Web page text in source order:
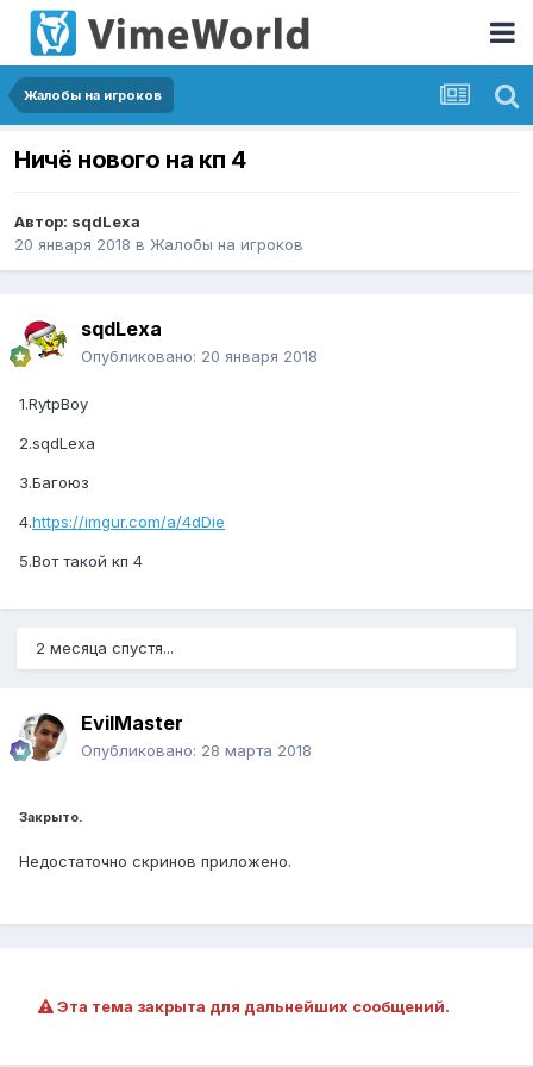
Жалобы на игроков
Ничё нового на кп 4
Автор: sqdLexa
20 января 2018 в Жалобы на игроков
sqdLexa
Опубликовано: 20 января 2018
1.RytpBoy
2.sqdLexa
3.Багоюз
4.https://imgur.com/a/4dDie
5.Вот такой кп 4
2 месяца спустя...
EvilMaster
Опубликовано: 28 марта 2018
Закрыто.
Недостаточно скринов приложено.
Эта тема закрыта для дальнейших сообщений.